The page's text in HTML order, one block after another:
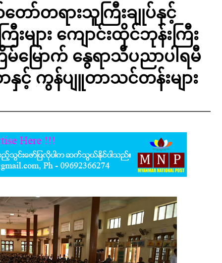
ာ်တရားသူကြီးချုပ်နှင့်
များ ကျောင်းထိုင်ဘုန်းကြီး
မြောက် နွေရာသီပညာပါရမီ
နှင့် ကွန်ပျူတာသင်တန်းများ